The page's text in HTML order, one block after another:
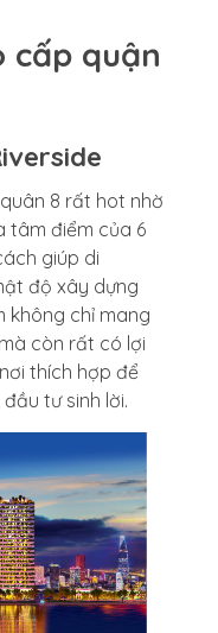
cấp quận
8 rất hot nhờ
tâm điểm của 6
giúp di
độ xây dựng
không chỉ mang
còn rất có lợi
thích hợp để
tư sinh lời.